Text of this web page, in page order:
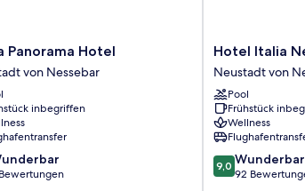
Panorama Hotel
von Nessebar
inbegriffen
Hotel
Italia
Nessebar
Neustadt
von
Nessebar
Hotel Italia
Neustadt von
Pool
Frühstück
Wellness
9.0
von
9,0 Wunderbar
92